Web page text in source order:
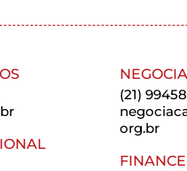
(21)
org.br